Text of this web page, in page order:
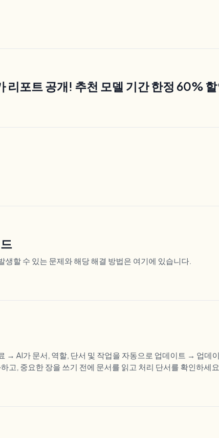
리포트 공개! 추천 모델 기간 한정 60%
할 수 있는 문제와 해당 해결 방법은 여기에 있습니다.
→ AI가 문서, 역할, 단서 및 작업을 자동으로 업데이트 → 업
고, 중요한 장을 쓰기 전에 문서를 읽고 처리 단서를 확인하세